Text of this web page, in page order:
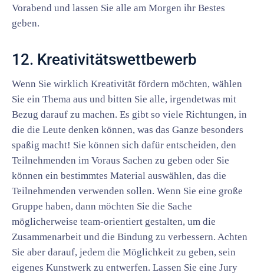
Vorabend und lassen Sie alle am Morgen ihr Bestes
geben.
12. Kreativitätswettbewerb
Wenn Sie wirklich Kreativität fördern möchten, wählen
Sie ein Thema aus und bitten Sie alle, irgendetwas mit
Bezug darauf zu machen. Es gibt so viele Richtungen, in
die die Leute denken können, was das Ganze besonders
spaßig macht! Sie können sich dafür entscheiden, den
Teilnehmenden im Voraus Sachen zu geben oder Sie
können ein bestimmtes Material auswählen, das die
Teilnehmenden verwenden sollen. Wenn Sie eine große
Gruppe haben, dann möchten Sie die Sache
möglicherweise team-orientiert gestalten, um die
Zusammenarbeit und die Bindung zu verbessern. Achten
Sie aber darauf, jedem die Möglichkeit zu geben, sein
eigenes Kunstwerk zu entwerfen. Lassen Sie eine Jury